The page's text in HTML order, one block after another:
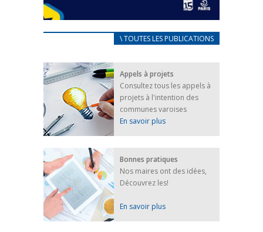
CARNET D’ACCUEIL
25 avril 2022
Afin d’accompagner au mieux les réfugiés
ukrainiens arrivés en France,...
FEUILLETER
\ TOUTES LES PUBLICATIONS
Appels à projets
Consultez tous les appels à
projets à l'intention des
communes varoises
En savoir plus
Bonnes pratiques
Nos maires ont des idées,
Découvrez les!
En savoir plus